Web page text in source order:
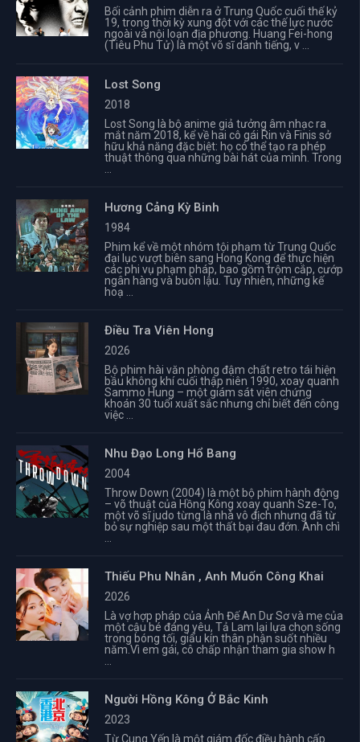
Bối cảnh phim diễn ra ở Trung Quốc cuối thế kỷ
19, trong thời kỳ xung đột với các thế lực nước
ngoài và nội loạn địa phương. Huang Fei-hong
(Tiêu Phu Tử) là một võ sĩ danh tiếng, v ...
Lost Song
2018
Lost Song là bộ anime giả tưởng âm nhạc ra
mắt năm 2018, kể về hai cô gái Rin và Finis sở
hữu khả năng đặc biệt: họ có thể tạo ra phép
thuật thông qua những bài hát của mình. Trong
Hương Cảng Kỳ Binh
1984
Phim kể về một nhóm tội phạm từ Trung Quốc
đại lục vượt biên sang Hong Kong để thực hiện
các phi vụ phạm pháp, bao gồm trộm cắp, cướp
ngân hàng và buôn lậu. Tuy nhiên, những kế
hoạ ...
Điều Tra Viên Hong
2026
Bộ phim hài văn phòng đậm chất retro tái hiện
bầu không khí cuối thập niên 1990, xoay quanh
Sammo Hung – một giám sát viên chứng
khoán 30 tuổi xuất sắc nhưng chỉ biết đến công
việc ...
Nhu Đạo Long Hổ Bang
2004
Throw Down (2004) là một bộ phim hành động
– võ thuật của Hồng Kông xoay quanh Sze-To,
một võ sĩ judo từng là nhà vô địch nhưng đã từ
bỏ sự nghiệp sau một thất bại đau đớn. Anh chì
Thiếu Phu Nhân , Anh Muốn Công Khai
2026
Là vợ hợp pháp của Ảnh Đế An Dư Sơ và mẹ của
một cậu bé đáng yêu, Tả Lam lại lựa chọn sống
trong bóng tối, giấu kín thân phận suốt nhiều
năm.Vì em gái, cô chấp nhận tham gia show h
Người Hồng Kông Ở Bắc Kinh
2023
Từ Cung Yến là một giám đốc điều hành cấp